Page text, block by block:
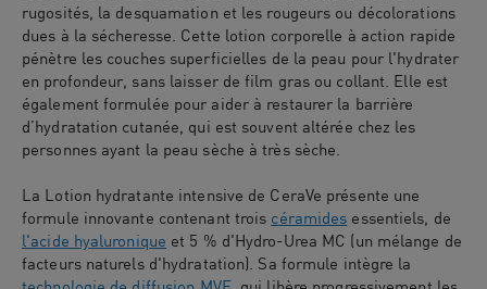
rugosités, la desquamation et les rougeurs ou décolorations
dues à la sécheresse. Cette lotion corporelle à action rapide
pénètre les couches superficielles de la peau pour l'hydrater
en profondeur, sans laisser de film gras ou collant. Elle est
également formulée pour aider à restaurer la barrière
d’hydratation cutanée, qui est souvent altérée chez les
personnes ayant la peau sèche à très sèche.
La Lotion hydratante intensive de CeraVe présente une
formule innovante contenant trois céramides essentiels, de
l'acide hyaluronique et 5 % d'Hydro-Urea MC (un mélange de
facteurs naturels d'hydratation). Sa formule intègre la